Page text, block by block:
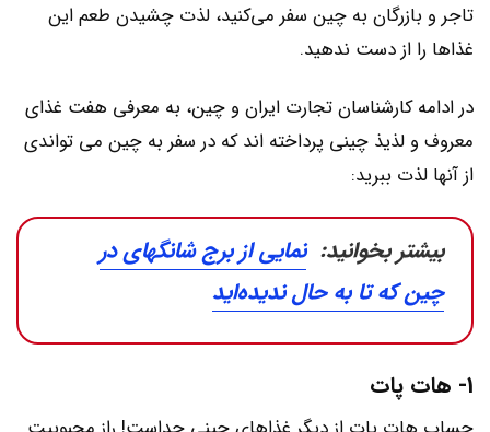
تاجر و بازرگان به چین سفر می‌کنید، لذت چشیدن طعم این
غذاها را از دست ندهید.
در ادامه کارشناسان تجارت ایران و چین، به معرفی هفت غذای
معروف و لذیذ چینی پرداخته اند که در سفر به چین می تواندی
از آنها لذت ببرید:
بیشتر بخوانید: نمایی از برج شانگهای در
چین که تا به حال ندیده‌‎اید
1- هات پات